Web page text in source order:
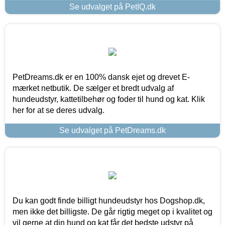
Se udvalget på PetIQ.dk
PetDreams.dk er en 100% dansk ejet og drevet E-
mærket netbutik. De sælger et bredt udvalg af
hundeudstyr, kattetilbehør og foder til hund og kat. Klik
her for at se deres udvalg.
Se udvalget på PetDreams.dk
Du kan godt finde billigt hundeudstyr hos Dogshop.dk,
men ikke det billigste. De går rigtig meget op i kvalitet og
vil gerne at din hund og kat får det bedste udstyr på